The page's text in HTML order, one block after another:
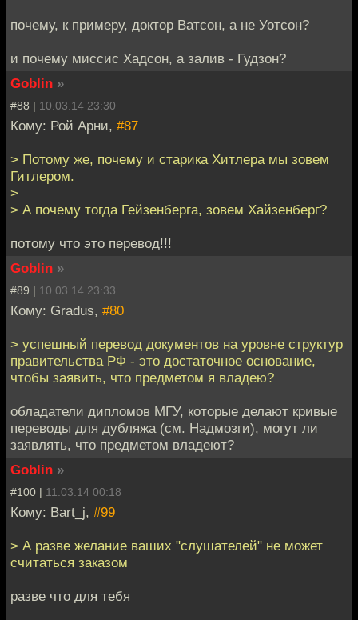
почему, к примеру, доктор Ватсон, а не Уотсон?
и почему миссис Хадсон, а залив - Гудзон?
Goblin »
#88 | 10.03.14 23:30
Кому: Рой Арни, #87
> Потому же, почему и старика Хитлера мы зовем
Гитлером.
>
> А почему тогда Гейзенберга, зовем Хайзенберг?
потому что это перевод!!!
Goblin »
#89 | 10.03.14 23:33
Кому: Gradus, #80
> успешный перевод документов на уровне структур
правительства РФ - это достаточное основание,
чтобы заявить, что предметом я владею?
обладатели дипломов МГУ, которые делают кривые
переводы для дубляжа (см. Надмозги), могут ли
заявлять, что предметом владеют?
Goblin »
#100 | 11.03.14 00:18
Кому: Bart_j, #99
> А разве желание ваших "слушателей" не может
считаться заказом
разве что для тебя